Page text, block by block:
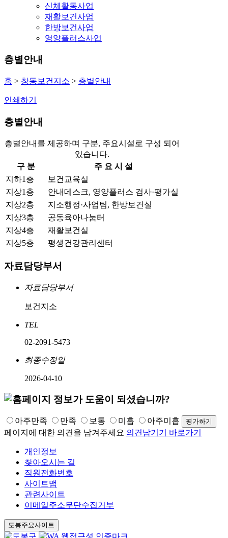
신체활동사업
재활보건사업
한방보건사업
영양플러스사업
층별안내
홈 > 창동보건지소 > 층별안내
인쇄하기
층별안내
층별안내를 제공하며 구분, 주요시설로 구성 되어
있습니다.
구 분
주 요 시 설
지하1층
보건교육실
지상1층
안내데스크, 영양플러스 검사·평가실
지상2층
지소행정·사업팀, 한방보건실
지상3층
공동육아나눔터
지상4층
재활보건실
지상5층
평생건강관리센터
자료담당부서
자료담당부서
보건지소
TEL
02-2091-5473
최종수정일
2026-04-10
아주만족 만족 보통 미흡
아주미흡
페이지에 대한 의견을 남겨주세요 의견남기기 바로가기
개인정보
찾아오시는 길
직원전화번호
사이트맵
관련사이트
이메일주소무단수집거부
도봉주요사이트